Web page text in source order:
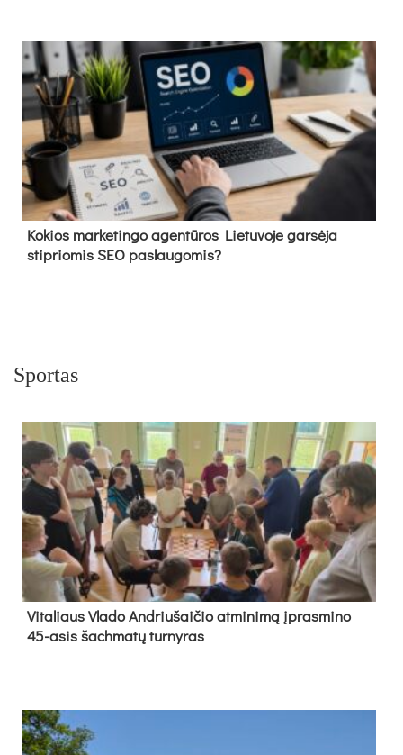
Kokios marketingo agentūros Lietuvoje garsėja
stipriomis SEO paslaugomis?
Sportas
Vi­ta­liaus Vla­do And­riu­šai­čio at­mi­ni­mą įpras­mi­no
45-asis šach­ma­tų tur­ny­ras